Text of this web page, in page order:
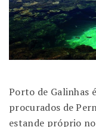
Porto de Galinhas
procurados de
estande próprio no